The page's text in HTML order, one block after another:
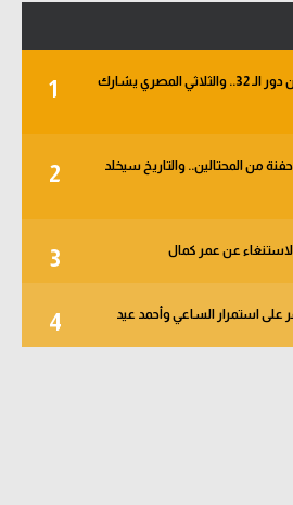
1
خبر في الجول - الأهلي يبدأ من دور الـ 32.. والثلاثي المصري يشارك
2
من المحتالين.. والتاريخ سيخلد
3 عن عمر كمال
4 على استمرار الساعي وأحمد عيد